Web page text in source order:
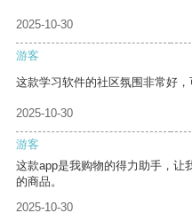
2025-10-30
游客
这款学习软件的社区氛围非常好
2025-10-30
游客
这款app是我购物的得力助手，让
的商品。
2025-10-30